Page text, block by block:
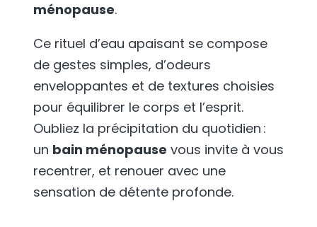
ménopause.
Ce rituel d’eau apaisant se compose
de gestes simples, d’odeurs
enveloppantes et de textures choisies
pour équilibrer le corps et l’esprit.
Oubliez la précipitation du quotidien :
un bain ménopause vous invite à vous
recentrer, et renouer avec une
sensation de détente profonde.